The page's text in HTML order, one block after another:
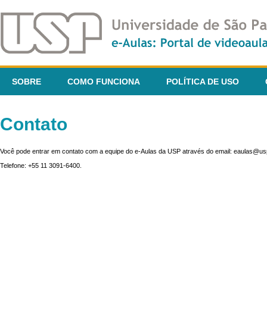
SOBRE COMO FUNCIONA POLÍTICA DE USO
Contato
Você pode entrar em contato com a equipe do e-Aulas da USP através do email:
Telefone: +55 11 3091-6400.